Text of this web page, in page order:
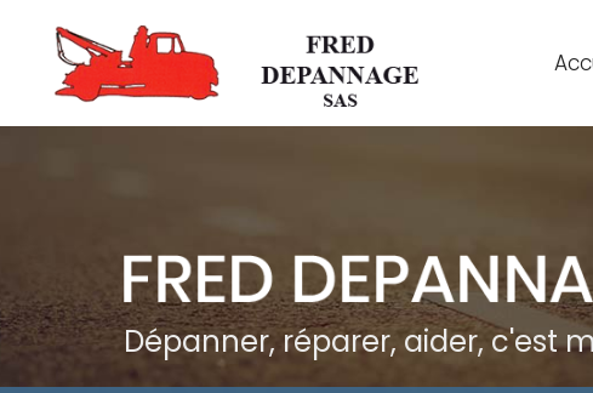
Dépanner, réparer, aider, c'est